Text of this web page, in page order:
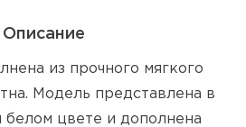
Описание
из прочного мягкого
Модель представлена в
белом цвете и дополнена